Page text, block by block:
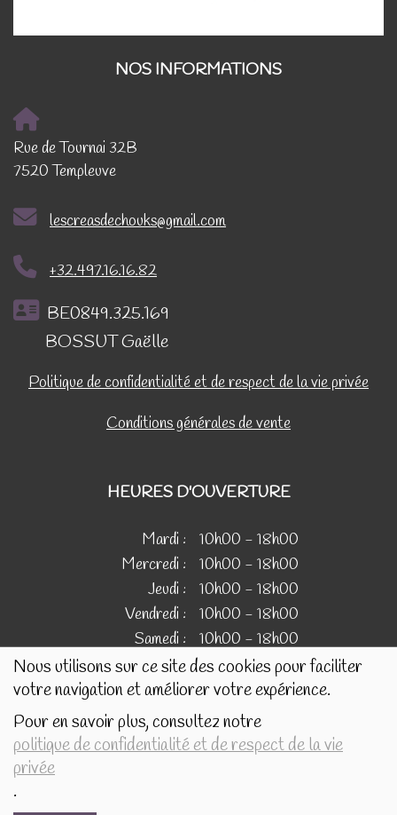
Nous utilisons sur ce site des cookies pour faciliter
votre navigation et améliorer votre expérience.
Pour en savoir plus, consultez notre
politique de confidentialité et de respect de la vie
privée
.
NOS INFORMATIONS
Rue de Tournai 32B
7520 Templeuve
lescreasdechouks@gmail.com
+32.497.16.16.82
BE0849.325.169
BOSSUT Gaëlle
Politique de confidentialité et de respect de la vie privée
Conditions générales de vente
HEURES D'OUVERTURE
Mardi :
10h00 - 18h00
Mercredi :
10h00 - 18h00
Jeudi :
10h00 - 18h00
Vendredi :
10h00 - 18h00
Samedi :
10h00 - 18h00
IMAGES
Les images présentées pour illustrer les produits en vente
sur ce site ne sont pas contractuelles.